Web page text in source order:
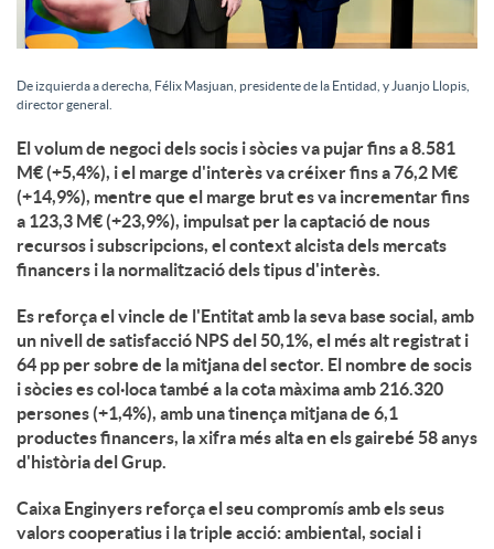
De izquierda a derecha, Félix Masjuan, presidente de la Entidad, y Juanjo Llopis,
director general.
El volum de negoci dels socis i sòcies va pujar fins a 8.581
M€ (+5,4%), i el marge d'interès va créixer fins a 76,2 M€
(+14,9%), mentre que el marge brut es va incrementar fins
a 123,3 M€ (+23,9%), impulsat per la captació de nous
recursos i subscripcions, el context alcista dels mercats
financers i la normalització dels tipus d'interès.
Es reforça el vincle de l'Entitat amb la seva base social, amb
un nivell de satisfacció NPS del 50,1%, el més alt registrat i
64 pp per sobre de la mitjana del sector. El nombre de socis
i sòcies es col·loca també a la cota màxima amb 216.320
persones (+1,4%), amb una tinença mitjana de 6,1
productes financers, la xifra més alta en els gairebé 58 anys
d'història del Grup.
Caixa Enginyers reforça el seu compromís amb els seus
valors cooperatius i la triple acció: ambiental, social i